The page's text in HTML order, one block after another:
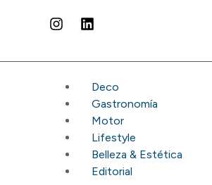
Deco
Gastronomía
Motor
Lifestyle
Belleza & Estética
Editorial